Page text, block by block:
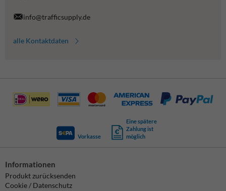
info@trafficsupply.de
alle Kontaktdaten
Vorkasse
Eine spätere
Zahlung ist
möglich
Informationen
Produkt zurücksenden
Cookie / Datenschutz